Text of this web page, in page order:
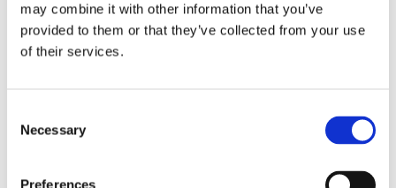
may combine it with other information that you’ve
provided to them or that they’ve collected from your use
of their services.
Selection
Necessary
Preferences
EKONOMI
Grekredare arresterad för